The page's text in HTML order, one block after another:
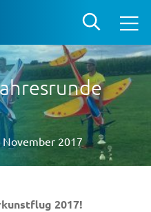
November 2017
2017!